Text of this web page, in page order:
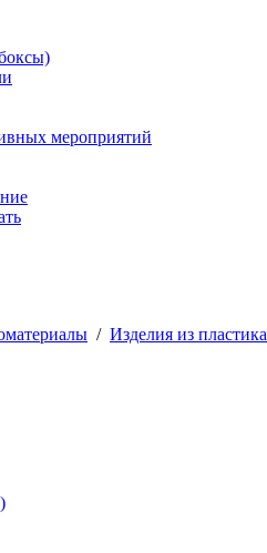
мероприятий
/ Изделия из пластика